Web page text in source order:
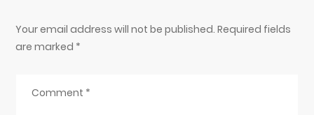
Your email address will not be published. Required fields
are marked *